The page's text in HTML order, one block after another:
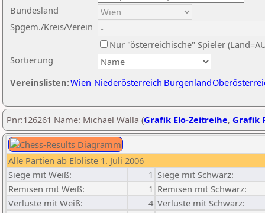
Sortierung
Bundesland
Spgem./Kreis/Verein
Nur "österreichische" Spieler
Vereinslisten:Wien Niederösterreich Burgenland
Pnr:126261 Name: Michael Walla (Grafik Elo-Zeitreihe, Grafik
Alle Partien ab Eloliste 1. Juli 2006
Siege mit Weiß:
1 Siege mit Schwarz:
Remisen mit Weiß:
1 Remisen mit Schwarz:
Verluste mit Weiß:
4 Verluste mit Schwarz: